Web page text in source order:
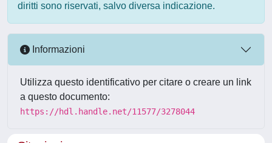
diritti sono riservati, salvo diversa indicazione.
Informazioni
Utilizza questo identificativo per citare o creare un link
a questo documento:
https://hdl.handle.net/11577/3278044